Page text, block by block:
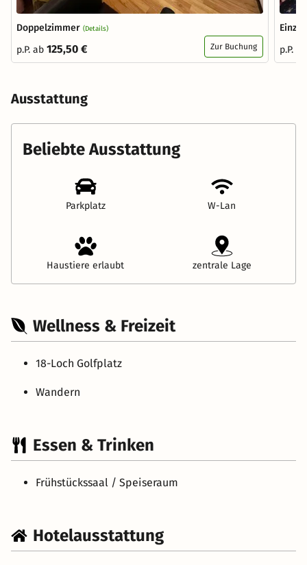
Doppelzimmer (Details)
p.P. ab 125,50 € Zur Buchung
p.P.
Ausstattung
Beliebte Ausstattung
Parkplatz W-Lan
Haustiere erlaubt zentrale Lage
Wellness & Freizeit
18-Loch Golfplatz
Wandern
Essen & Trinken
Frühstückssaal / Speiseraum
Hotelausstattung